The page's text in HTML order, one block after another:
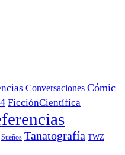
Conversaciones Cómic
FicciónCientífica
Sueños Tanatografía TWZ